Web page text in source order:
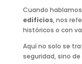
Cuando
edificios, nos
históricos o con
Aquí no solo se
seguridad, sino